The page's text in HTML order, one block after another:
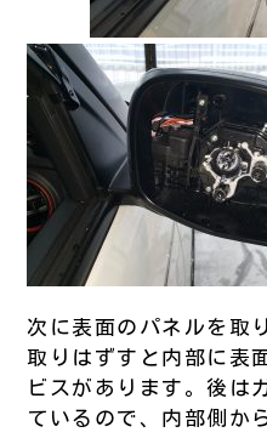
次に表面のパネルを取
取りはずすと内部に表
ビスがあります。後は
ているので、内部側か